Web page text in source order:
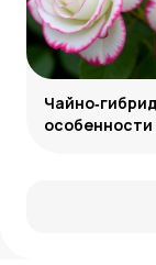
особенности